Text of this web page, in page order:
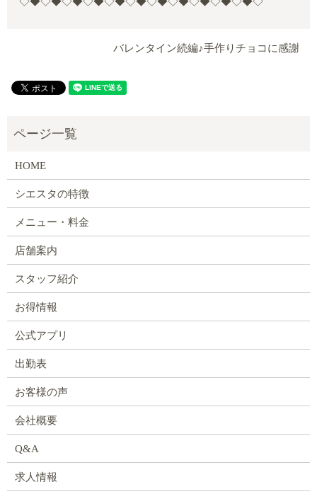
バレンタイン続編♪手作りチョコに感謝
HOME
シエスタの特徴
メニュー・料金
店舗案内
スタッフ紹介
お得情報
公式アプリ
出勤表
お客様の声
会社概要
Q&A
求人情報